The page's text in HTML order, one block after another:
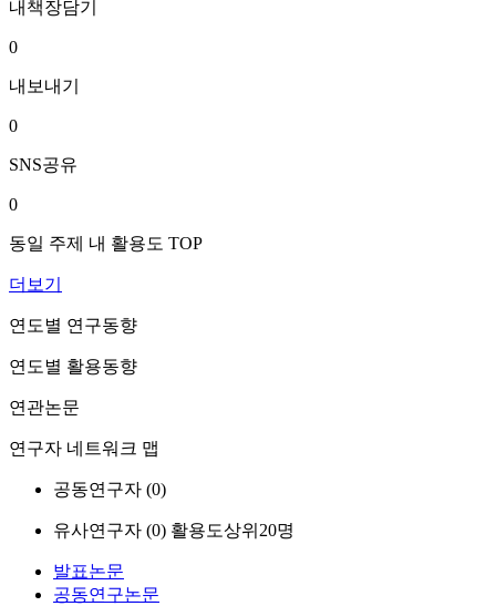
내책장담기
0
내보내기
0
SNS공유
0
동일 주제 내 활용도 TOP
더보기
연도별 연구동향
연도별 활용동향
연관논문
연구자 네트워크 맵
공동연구자 (0)
유사연구자 (0) 활용도상위20명
발표논문
공동연구논문